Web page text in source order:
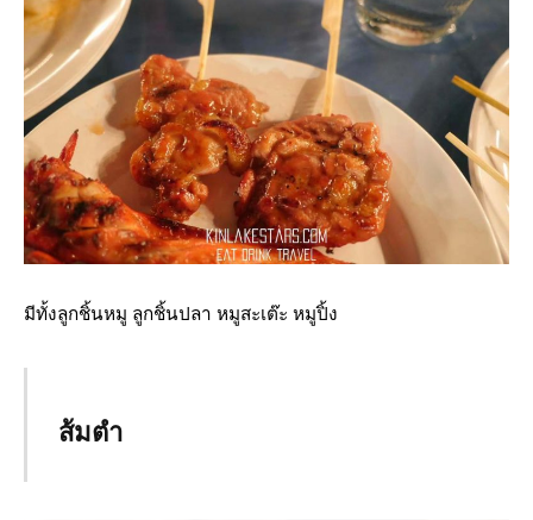
มีทั้งลูกชิ้นหมู ลูกชิ้นปลา หมูสะเต๊ะ หมูปิ้ง
ส้มตำ